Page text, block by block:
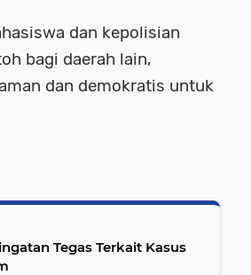
dan kepolisian
bagi daerah lain,
dan demokratis untuk
Tegas Terkait Kasus